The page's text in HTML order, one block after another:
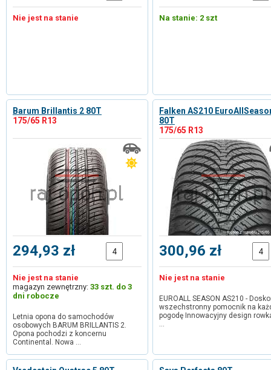
Nie jest na stanie Na stanie: 2 szt
Barum Brillantis 2 80T
175/65 R13
294,93 zł
Nie jest na stanie
magazyn zewnętrzny: 33 szt. do 3
dni robocze
Letnia opona do samochodów
osobowych BARUM BRILLANTIS 2.
Opona pochodzi z koncernu
Continental. Nowa …
Falken AS210
80T
175/65 R13
300,96 zł
Nie jest na stanie
EUROALL SEASON AS210 -
wszechstronny pomocnik na
pogodę Innowacyjny design
…